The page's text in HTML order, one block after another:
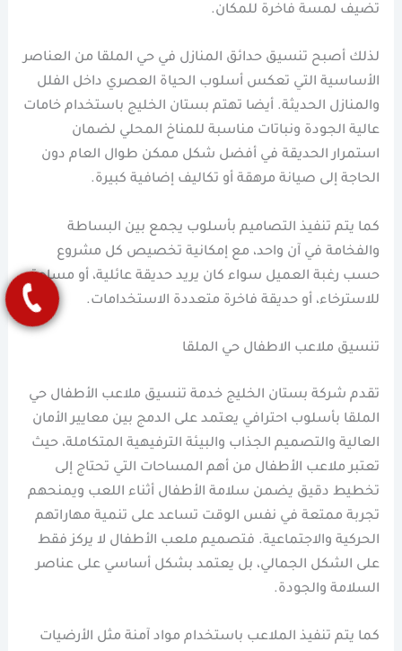
تضيف لمسة فاخرة للمكان.
لذلك أصبح تنسيق حدائق المنازل في حي الملقا من العناصر
الأساسية التي تعكس أسلوب الحياة العصري داخل الفلل
والمنازل الحديثة. أيضا تهتم بستان الخليج باستخدام خامات
عالية الجودة ونباتات مناسبة للمناخ المحلي لضمان
استمرار الحديقة في أفضل شكل ممكن طوال العام دون
الحاجة إلى صيانة مرهقة أو تكاليف إضافية كبيرة.
كما يتم تنفيذ التصاميم بأسلوب يجمع بين البساطة
والفخامة في آن واحد، مع إمكانية تخصيص كل مشروع
حسب رغبة العميل سواء كان يريد حديقة عائلية، أو مساحة
للاسترخاء، أو حديقة فاخرة متعددة الاستخدامات.
تنسيق ملاعب الاطفال حي الملقا
تقدم شركة بستان الخليج خدمة تنسيق ملاعب الأطفال حي
الملقا بأسلوب احترافي يعتمد على الدمج بين معايير الأمان
العالية والتصميم الجذاب والبيئة الترفيهية المتكاملة، حيث
تعتبر ملاعب الأطفال من أهم المساحات التي تحتاج إلى
تخطيط دقيق يضمن سلامة الأطفال أثناء اللعب ويمنحهم
تجربة ممتعة في نفس الوقت تساعد على تنمية مهاراتهم
الحركية والاجتماعية. فتصميم ملعب الأطفال لا يركز فقط
على الشكل الجمالي، بل يعتمد بشكل أساسي على عناصر
السلامة والجودة.
كما يتم تنفيذ الملاعب باستخدام مواد آمنة مثل الأرضيات